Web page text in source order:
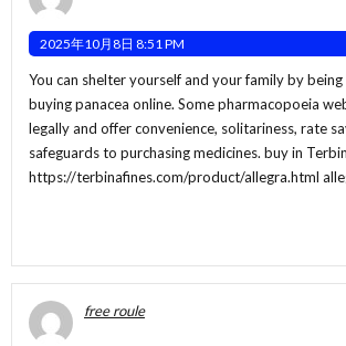
2025年10月8日 8:51 PM
You can shelter yourself and your family by being
buying panacea online. Some pharmacopoeia
legally and offer convenience, solitariness, rate
safeguards to purchasing medicines. buy in
https://terbinafines.com/product/allegra.html
free roule